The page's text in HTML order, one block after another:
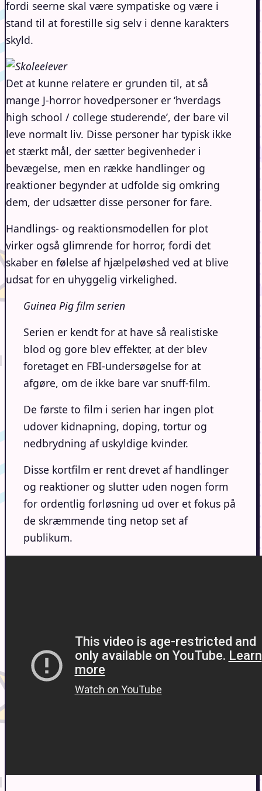
fordi seerne skal være sympatiske og være i
stand til at forestille sig selv i denne karakters
skyld.
Det at kunne relatere er grunden til, at så
mange J-horror hovedpersoner er ‘hverdags
high school / college studerende’, der bare vil
leve normalt liv. Disse personer har typisk ikke
et stærkt mål, der sætter begivenheder i
bevægelse, men en række handlinger og
reaktioner begynder at udfolde sig omkring
dem, der udsætter disse personer for fare.
Handlings- og reaktionsmodellen for plot
virker også glimrende for horror, fordi det
skaber en følelse af hjælpeløshed ved at blive
udsat for en uhyggelig virkelighed.
Guinea Pig film serien
Serien er kendt for at have så realistiske
blod og gore blev effekter, at der blev
foretaget en FBI-undersøgelse for at
afgøre, om de ikke bare var snuff-film.
De første to film i serien har ingen plot
udover kidnapning, doping, tortur og
nedbrydning af uskyldige kvinder.
Disse kortfilm er rent drevet af handlinger
og reaktioner og slutter uden nogen form
for ordentlig forløsning ud over et fokus på
de skræmmende ting netop set af
publikum.